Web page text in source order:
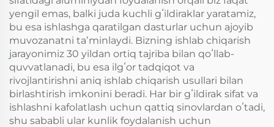
yengil emas, balki juda kuchli gʻildiraklar yaratamiz,
bu esa ishlashga qaratilgan dasturlar uchun ajoyib
muvozanatni taʼminlaydi. Bizning ishlab chiqarish
jarayonimiz 30 yildan ortiq tajriba bilan qoʻllab-
quvvatlanadi, bu esa ilgʻor tadqiqot va
rivojlantirishni aniq ishlab chiqarish usullari bilan
birlashtirish imkonini beradi. Har bir gʻildirak sifat va
ishlashni kafolatlash uchun qattiq sinovlardan oʻtadi,
shu sababli ular kunlik foydalanish uchun